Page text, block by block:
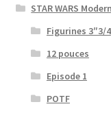
STAR WARS
Figurines 3″3/4
12 pouces
Episode 1
POTF